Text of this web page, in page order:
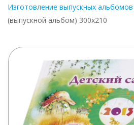
Изготовление выпускных альбомов
(выпускной альбом) 300х210